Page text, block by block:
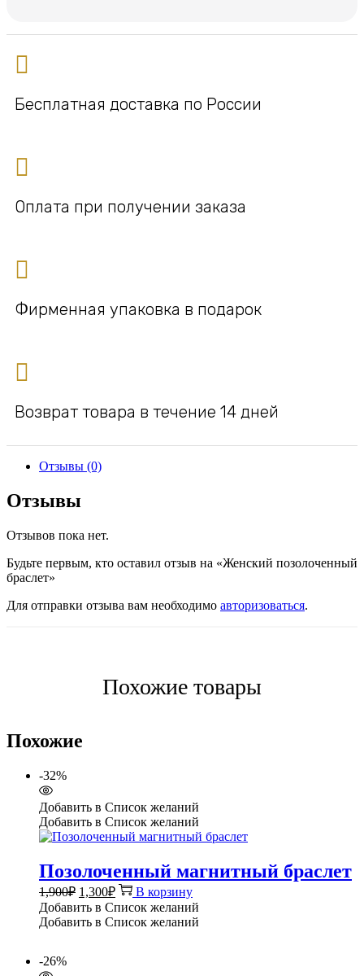
Бесплатная доставка по России
Оплата при получении заказа
Фирменная упаковка в подарок
Возврат товара в течение 14 дней
Отзывы (0)
Отзывы
Отзывов пока нет.
Будьте первым, кто оставил отзыв на «Женский позолоченный
браслет»
Для отправки отзыва вам необходимо авторизоваться.
Похожие товары
Похожие
-32%
Добавить в Список желаний
Добавить в Список желаний
Позолоченный магнитный браслет
1,900₽ Первоначальная
цена
составляла
1,300₽Текущая
цена:
1,300₽.
В корзину
Добавить в Список желаний
Добавить в Список желаний
-26%